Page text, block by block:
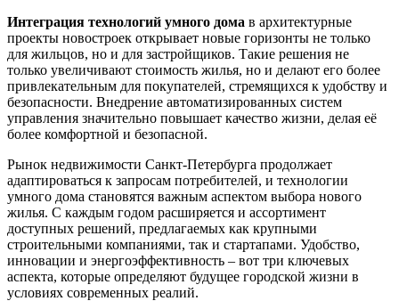
Интеграция технологий умного дома в архитектурные
проекты новостроек открывает новые горизонты не только
для жильцов, но и для застройщиков. Такие решения не
только увеличивают стоимость жилья, но и делают его более
привлекательным для покупателей, стремящихся к удобству и
безопасности. Внедрение автоматизированных систем
управления значительно повышает качество жизни, делая её
более комфортной и безопасной.
Рынок недвижимости Санкт-Петербурга продолжает
адаптироваться к запросам потребителей, и технологии
умного дома становятся важным аспектом выбора нового
жилья. С каждым годом расширяется и ассортимент
доступных решений, предлагаемых как крупными
строительными компаниями, так и стартапами. Удобство,
инновации и энергоэффективность – вот три ключевых
аспекта, которые определяют будущее городской жизни в
условиях современных реалий.